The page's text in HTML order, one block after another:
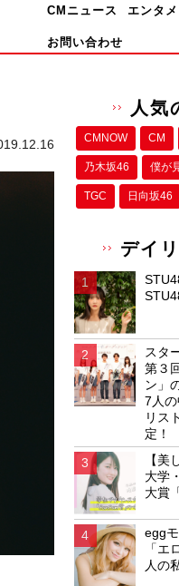
CMニュース エンタメ
お問い合わせ
人気
CMNOW CM
乃木坂46 僕が
TGC 日向坂46
デイ
スタ
第３
ン」
7人
リス
定！
【美
大学
大賞
egg
「エ
人の